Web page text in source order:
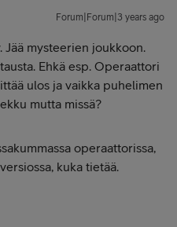
Forum|Forum|3 years ago
mysteerien joukkoon.
Ehkä esp. Operaattori
ulos ja vaikka puhelimen
mutta missä?
operaattorissa,
kuka tietää.